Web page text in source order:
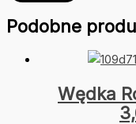
Podobne
Wędka